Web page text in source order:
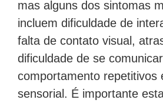
mas alguns dos sintomas
incluem dificuldade de
falta de contato visual,
dificuldade de se
comportamento repetitivos
sensorial. É importante